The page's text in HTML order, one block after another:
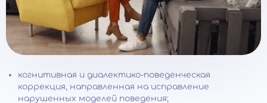
когнитивная и диалектико-поведенческая
коррекция, направленная на исправление
нарушенных моделей поведения;